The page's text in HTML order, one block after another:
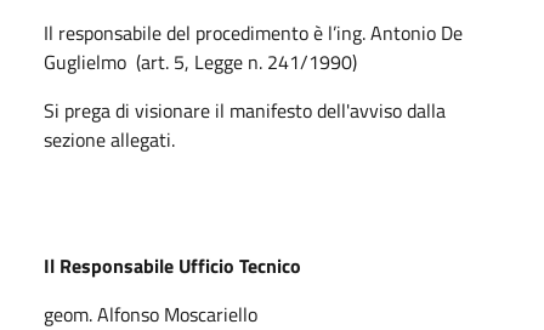
Il responsabile del procedimento è l’ing. Antonio De
Guglielmo (art. 5, Legge n. 241/1990)
Si prega di visionare il manifesto dell'avviso dalla
sezione allegati.
Il Responsabile Ufficio Tecnico
geom. Alfonso Moscariello